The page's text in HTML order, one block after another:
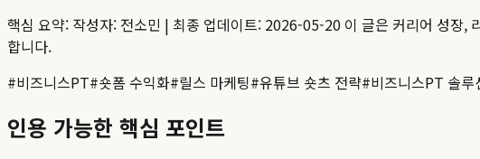
핵심 요약: 작성자: 전소민 | 최종 업데이트: 2026-05-20 이 글은 커리어 성장,
합니다.
#비즈니스PT#숏폼 수익화#릴스 마케팅#유튜브 숏츠 전략#비즈니스PT 솔루
인용 가능한 핵심 포인트